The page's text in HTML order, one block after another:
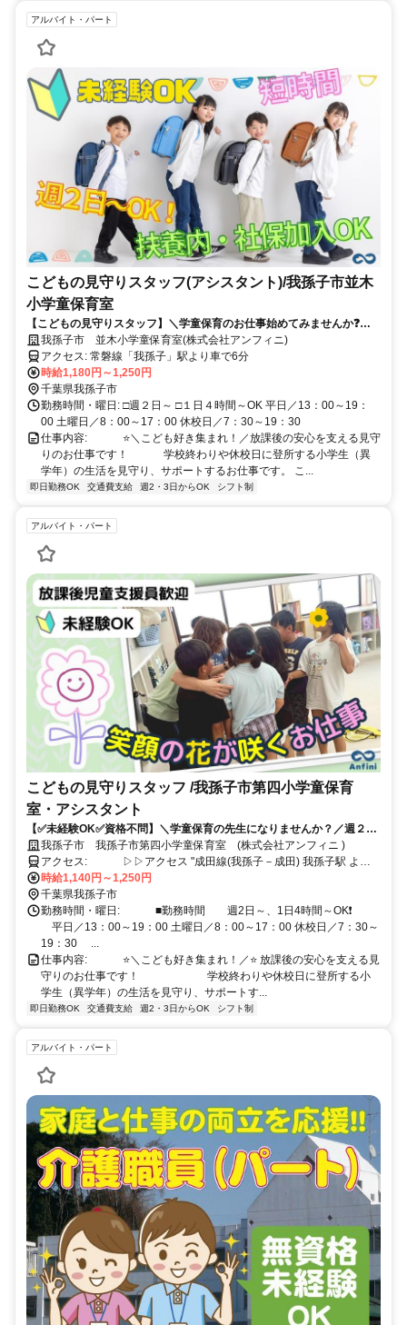
アルバイト・パート
こどもの見守りスタッフ(アシスタント)/我孫子市並木
小学童保育室
【こどもの見守りスタッフ】＼学童保育のお仕事始めてみませんか❓／
週２日～OK♪未経験OK⭕短時間で働きやすい◎我孫子市⭐
我孫子市 並木小学童保育室(株式会社アンフィニ)
アクセス: 常磐線「我孫子」駅より車で6分
時給1,180円～1,250円
千葉県我孫子市
勤務時間・曜日: □週２日～ □１日４時間～OK 平日／13：00～19：
00 土曜日／8：00～17：00 休校日／7：30～19：30
仕事内容: ⠀ ⠀ ⠀ ⭐＼こども好き集まれ！／放課後の安心を支える見守
りのお仕事です！ ⠀ ⠀ ⠀ 学校終わりや休校日に登所する小学生（異
学年）の生活を見守り、サポートするお仕事です。 こ...
即日勤務OK 交通費支給 週2・3日からOK シフト制
アルバイト・パート
こどもの見守りスタッフ /我孫子市第四小学童保育
室・アシスタント
【✅未経験OK✅資格不問】＼学童保育の先生になりませんか？／週２日
～OK♪短時間で働きやすい✨我孫子市✨
我孫子市 我孫子市第四小学童保育室 (株式会社アンフィニ )
アクセス: ⠀ ⠀ ⠀ ▷▷アクセス "成田線(我孫子－成田) 我孫子駅 より
徒歩 7 分" ⠀ ⠀ ⠀
時給1,140円～1,250円
千葉県我孫子市
勤務時間・曜日: ⠀ ⠀ ⠀ ■勤務時間⠀ ⠀ 週2日～、1日4時間～OK❗ ⠀ ⠀
⠀ 平日／13：00～19：00 土曜日／8：00～17：00 休校日／7：30～
19：30 ⠀ ...
仕事内容: ⠀ ⠀ ⠀ ⭐＼こども好き集まれ！／⭐ 放課後の安心を支える見
守りのお仕事です！ ⠀ ⠀ ⠀ ⠀ ⠀ ⠀ 学校終わりや休校日に登所する小
学生（異学年）の生活を見守り、サポートす...
即日勤務OK 交通費支給 週2・3日からOK シフト制
アルバイト・パート